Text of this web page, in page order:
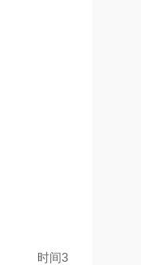
工作 时间3